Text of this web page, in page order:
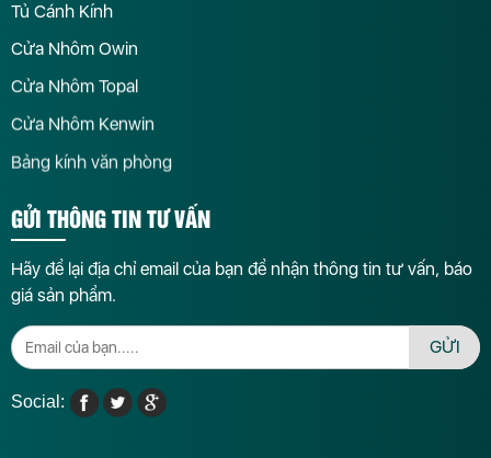
Tủ Cánh Kính
Cửa Nhôm Owin
Cửa Nhôm Topal
Cửa Nhôm Kenwin
Bảng kính văn phòng
GỬI THÔNG TIN TƯ VẤN
Hãy để lại địa chỉ email của bạn để nhận thông tin tư vấn, báo
giá sản phẩm.
GỬI
Social: